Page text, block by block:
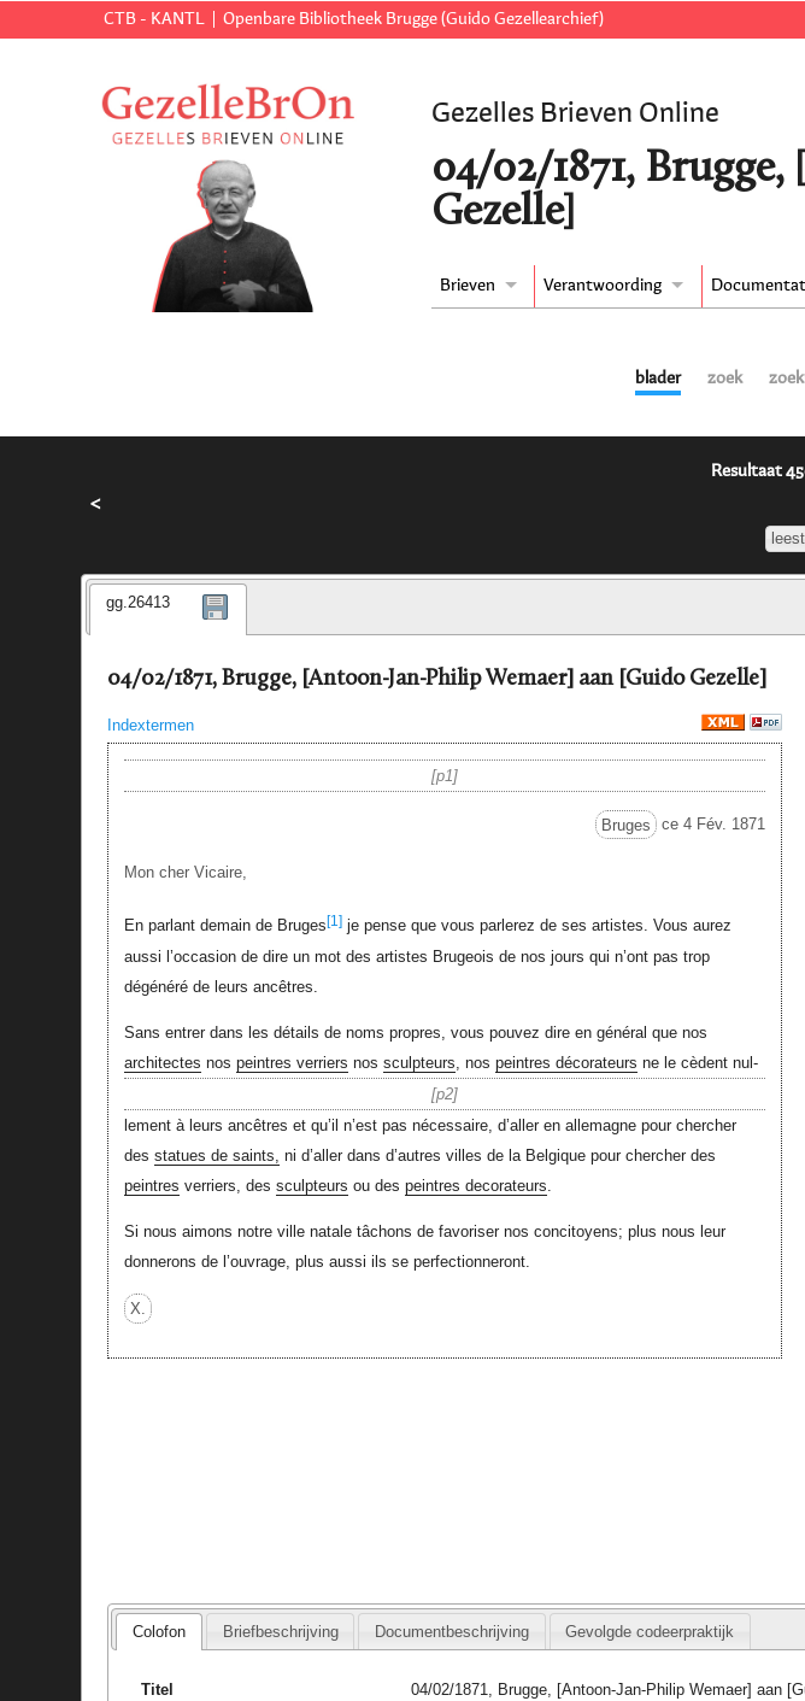
CTB - KANTL Openbare Bibliotheek Brugge (Guido Gezellearchief)
Gezelles Brieven Online
04/02/1871,
Gezelle]
Brieven Verantwoording
blader zoek
<
Resultaat
gg.26413
04/02/1871, Brugge, [Antoon-Jan-Philip Wemaer] aan [Guido Gezelle]
Indextermen
p1
Bruges ce 4 Fév. 1871
Mon cher Vicaire,
En parlant demain de Bruges[1]je pense que vous parlerez de ses artistes. Vous aurez
aussi l’occasion de dire un mot des artistes Brugeois de nos jours qui n’ont pas trop
dégénéré de leurs ancêtres.
Sans entrer dans les détails de noms propres, vous pouvez dire en général que nos
architectes nos peintres verriers nos sculpteurs , nos peintres décorateurs ne le cèdent nul-
p2
lement à leurs ancêtres et qu’il n’est pas nécessaire, d’aller en allemagne pour chercher
des statues de saints, ni d’aller dans d’autres villes de la Belgique pour chercher des
peintres verriers, des sculpteurs ou des peintres decorateurs
Si nous aimons notre ville natale tâchons de favoriser nos concitoyens; plus nous leur
donnerons de l’ouvrage, plus aussi ils se perfectionneront.
X.
Colofon Briefbeschrijving Documentbeschrijving Gevolgde codeerpraktijk
Titel 04/02/1871, Brugge, [Antoon-Jan-Philip Wemaer] aan